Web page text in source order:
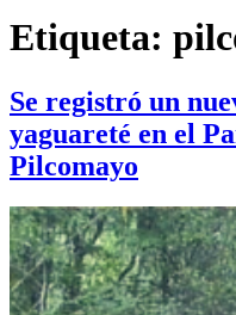
Etiqueta:
Se registró un
yaguareté en el
Pilcomayo